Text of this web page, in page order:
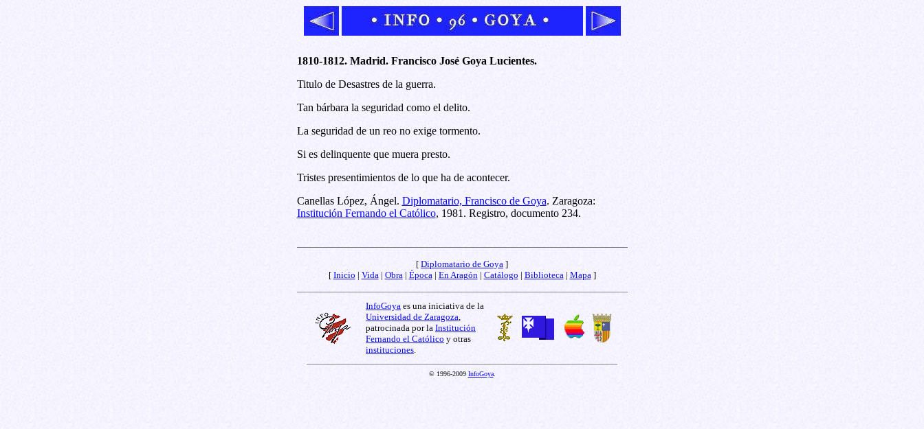
1810-1812. Madrid. Francisco José Goya Lucientes.
Titulo de Desastres de la guerra.
Tan bárbara la seguridad como el delito.
La seguridad de un reo no exige tormento.
Si es delinquente que muera presto.
Tristes presentimientos de lo que ha de acontecer.
Canellas López, Ángel. Diplomatario, Francisco de Goya. Zaragoza:
Institución Fernando el Católico, 1981. Registro, documento 234.
[ Diplomatario de Goya ]
[ Inicio | Vida | Obra | Época | En Aragón | Catálogo | Biblioteca | Mapa ]
InfoGoya es una iniciativa de la
Universidad de Zaragoza
patrocinada por la Institución
Fernando el Católico y otras
instituciones
© 1996-2009 InfoGoya.